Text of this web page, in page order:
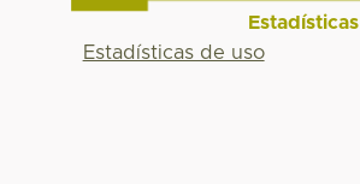
Estadísticas
Estadísticas de uso